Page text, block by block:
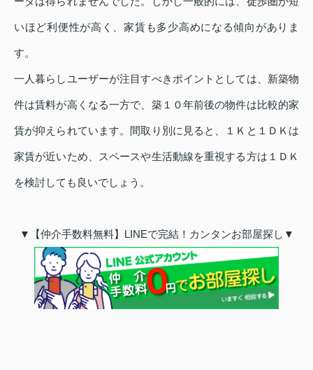
いほど利便性が高く、家賃も多少高めになる傾向がありま
す。
一人暮らしユーザーが注目すべきポイントとしては、新築物
件は賃料が高くなる一方で、築１０年前後の物件は比較的家
賃が抑えられています。間取り別に見ると、１Ｋと１ＤＫは
家賃が近いため、スペースや生活動線を重視する方は１ＤＫ
を検討しても良いでしょう。
▼【仲介手数料無料】LINEで完結！カンタンお部屋探し▼